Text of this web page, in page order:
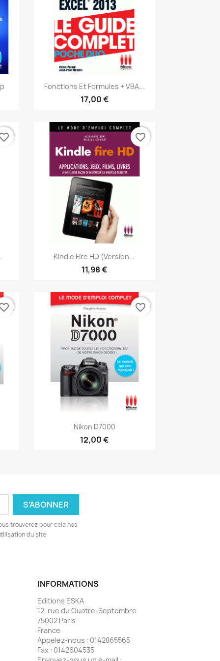
Aperçu rapide
Fonctions Et Formules + VBA...
17,00 €
Aperçu rapide
Kindle Fire HD (version...
11,98 €
favorite_border
Aperçu rapide
Nikon D7000
12,00 €
favorite_border
trouverez pour cela nos
du site.
INFORMATIONS
Editions ESKA
12, rue du Quatre-Septembre
75002 Paris
France
Appelez-nous : 0142865565
Fax : 0142604535